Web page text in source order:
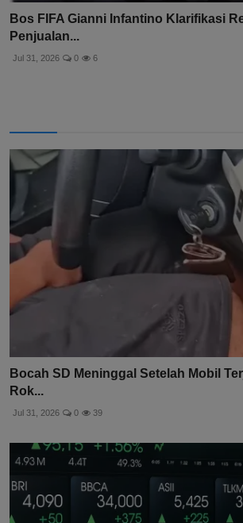
Bos FIFA Gianni Infantino Klarifikasi
Penjualan...
Jul 31, 2026 0 6
Bocah SD Meninggal Setelah Mobil
Rok...
Jul 31, 2026 0 39